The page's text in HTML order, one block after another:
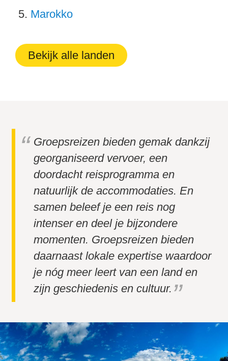
Marokko
Bekijk alle landen
Groepsreizen bieden gemak dankzij
georganiseerd vervoer, een
doordacht reisprogramma en
natuurlijk de accommodaties. En
samen beleef je een reis nog
intenser en deel je bijzondere
momenten. Groepsreizen bieden
daarnaast lokale expertise waardoor
je nóg meer leert van een land en
zijn geschiedenis en cultuur.